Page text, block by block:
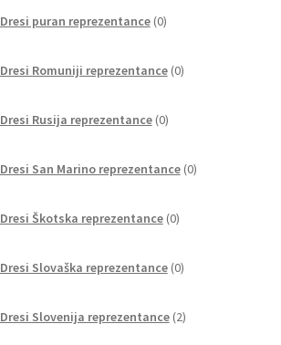
Dresi puran reprezentance 0izdelkov
Dresi Romuniji reprezentance 0izdelkov
Dresi Rusija reprezentance 0izdelkov
Dresi San Marino reprezentance 0izdelkov
Dresi Škotska reprezentance 0izdelkov
Dresi Slovaška reprezentance 0izdelkov
Dresi Slovenija reprezentance 2izdelka